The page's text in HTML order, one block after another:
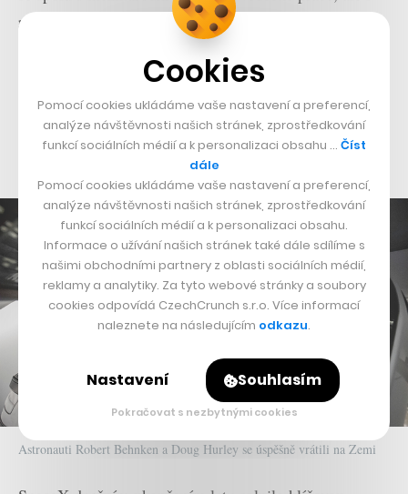
ryze technických úkonů. Bob Behnken ostatně byl
během expedice součástí hned čtyř výstupů do volného
prostoru (tzv. EVA). Stal se tak součástí více než
tříletého procesu vylepšování energetických systémů
celé stanice a vyměnil například baterie spojené se
Astronauti Robert Behnken a Doug Hurley se úspěšně vrátili na Zemi
Cookies
Pomocí cookies ukládáme vaše nastavení a preferencí,
analýze návštěvnosti našich stránek, zprostředkování
funkcí sociálních médií a k personalizaci obsahu … Číst
dále
Pomocí cookies ukládáme vaše nastavení a preferencí,
analýze návštěvnosti našich stránek, zprostředkování
funkcí sociálních médií a k personalizaci obsahu.
Informace o užívání našich stránek také dále sdílíme s
našimi obchodními partnery z oblasti sociálních médií,
reklamy a analytiky. Za tyto webové stránky a soubory
cookies odpovídá CzechCrunch s.r.o. Více informací
naleznete na následujícím odkazu.
Nastavení Souhlasím
Pokračovat s nezbytnými cookies